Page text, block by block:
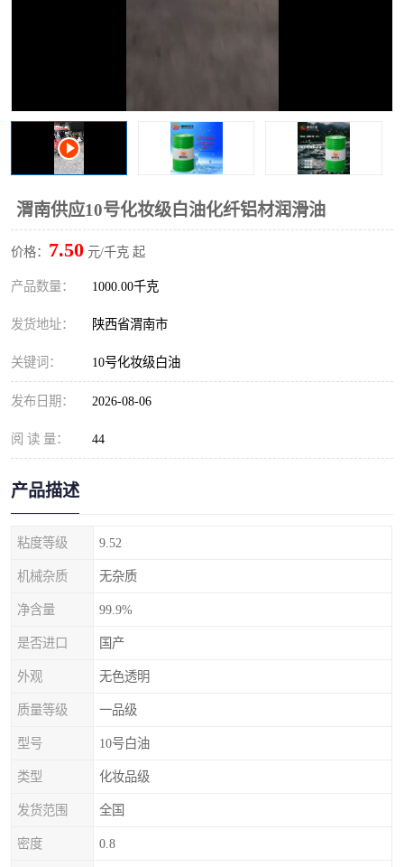
渭南供应10号化妆级白油化纤铝材润滑油
价格： 7.50 元/千克 起
产品数量： 1000.00千克
发货地址： 陕西省渭南市
关键词： 10号化妆级白油
发布日期： 2026-08-06
阅 读 量： 44
产品描述
粘度等级 9.52
机械杂质 无杂质
净含量 99.9%
是否进口 国产
外观 无色透明
质量等级 一品级
型号 10号白油
类型 化妆品级
发货范围 全国
密度 0.8